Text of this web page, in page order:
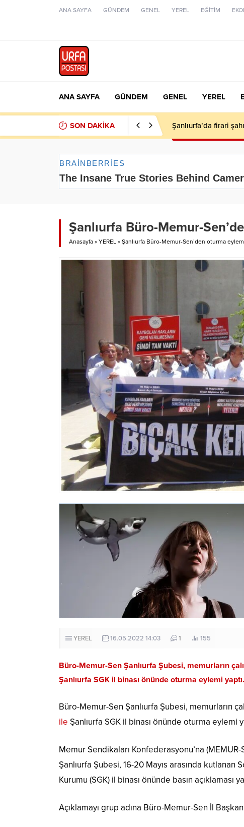
ANA SAYFA GÜNDEM GENEL YEREL EĞİTİM
ANA SAYFA GÜNDEM GENEL YEREL
SON DAKİKA Şanlıurfa’da firari
Şanlıurfa Büro-Memur-
Anasayfa » YEREL » Şanlıurfa Büro-Memur-Sen’den oturma
YEREL 16.05.2022 14:03 1 155
Büro-Memur-Sen Şanlıurfa Şubesi, memurların
Şanlıurfa SGK il binası önünde oturma eylemi yaptı.
Büro-Memur-Sen Şanlıurfa Şubesi, memurların
ile Şanlıurfa SGK il binası önünde oturma eylemi
Memur Sendikaları Konfederasyonu’na
Şanlıurfa Şubesi, 16-20 Mayıs arasında kutlanan
Kurumu (SGK) il binası önünde basın açıklaması
Açıklamayı grup adına Büro-Memur-Sen İl